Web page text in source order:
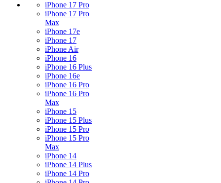
iPhone 17 Pro
iPhone 17 Pro
Max
iPhone 17e
iPhone 17
iPhone Air
iPhone 16
iPhone 16 Plus
iPhone 16e
iPhone 16 Pro
iPhone 16 Pro
Max
iPhone 15
iPhone 15 Plus
iPhone 15 Pro
iPhone 15 Pro
Max
iPhone 14
iPhone 14 Plus
iPhone 14 Pro